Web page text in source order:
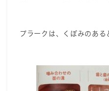
プラークは、くぼみのある